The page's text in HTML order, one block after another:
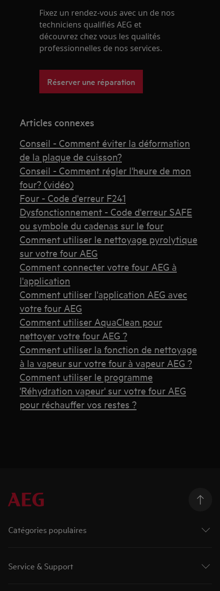
Fixez un rendez-vous avec un de nos
techniciens qualifiés AEG et
découvrez chez vous les qualités
professionnelles de nos services.
Réserver une réparation
Articles connexes
Conseil - Comment éviter la déformation
de la plaque de cuisson?
Conseil - Comment régler l'heure de mon
four? (vidéo)
Four - Code d'erreur F241
Dysfonctionnement - Code d'erreur SAFE
ou symbole du cadenas sur le four
Comment utiliser le nettoyage pyrolytique
sur votre four AEG
Comment connecter votre four AEG à
l'application
Comment utiliser l'application AEG avec
votre four AEG
Comment utiliser AquaClean pour
nettoyer votre four AEG ?
Comment utiliser la fonction de nettoyage
à la vapeur sur votre four à vapeur AEG ?
Comment utiliser le programme
'Réhydration vapeur' sur votre four AEG
pour réchauffer vos restes ?
Catégories populaires
Service & Support